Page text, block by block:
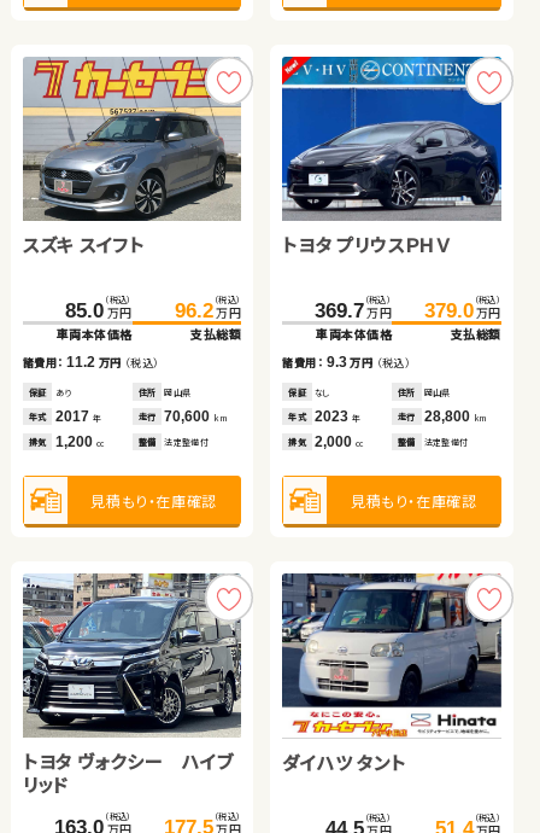
スズキ スイフト
85.0 （税込）
万円
車両本体価格
96.2 （税込）
万円
支払総額
諸費用：11.2 万円 （税込）
保証 あり 住所 岡山県
年式 2017 年 走行 70,600 km
排気 1,200 cc 整備 法定整備付
見積もり・在庫確認
トヨタ プリウスＰＨＶ
369.7 （税込）
万円
車両本体価格
379.0 （税込）
万円
支払総額
諸費用： 9.3万円 （税込）
保証 なし 住所 岡山県
年式 2023年 走行 28,800 km
排気 2,000cc 整備 法定整備付
見積もり・在庫確認
トヨタ ヴォクシー ハイブ
リッド
163.0 （税込）
万円
177.5 （税込）
万円
ダイハツ タント
44.5 （税込） 51.4 （税込）
ホンダ フィット
103.0万円
車両本体価格
諸費用：12.9万円 （税込）
保証 あり 住所 岩手県
排気 1,500cc 整備 法定整備付
トヨタ ヴェルファイア
332.2 （税込）
万円
車両本体価格
344.8 （税込）
万円
支払総額
諸費用： 12.6万円（税込）
保証 あり 住所 秋田県
年式 2019年 走行 75,000 km
排気 2,500cc 整備 法定整備付
見積もり・在庫確認
スズキ ワゴンＲ スマイル 日産 セレナ
スズキ ジムニー
163.8 （税込）
万円
車両本体価格
172.6 （税込）
万円
支払総額
諸費用：8.8万円（税込）
保証 あり 住所 鹿児島県
年式 2020 年 走行 46,300 km
排気 660cc 整備 法定整備付
見積もり・在庫確認
ダイハツ ムーヴ キャンバ
136.6 （税込）
万円
車両本体価格
145.8 （税込）
万円
支払総額
諸費用： 9.2万円 （税込）
保証 あり 住所 岩手県
年式 2017年 走行 38,900 km
排気 660cc 整備 法定整備付
見積もり・在庫確認
日産 エクストレイル
379.0 （税込）
万円
390.7 （税込）
万円
トヨタ ヴェルファイア
119.8 （税込）
万円
132.9 （税込）
万円